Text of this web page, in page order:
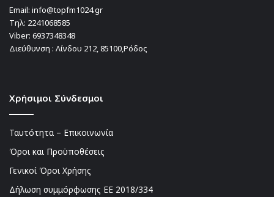
Email: info@topfm1024.gr
Τηλ: 2241068585
Viber: 6937348348
Διεύθυνση : Λίνδου 212, 85100,Ρόδος
Χρήσιμοι Σύνδεσμοι
Ταυτότητα – Επικοινωνία
Όροι και Προϋποθέσεις
Γενικοί Όροι Χρήσης
Δήλωση συμμόρφωσης ΕΕ 2018/334